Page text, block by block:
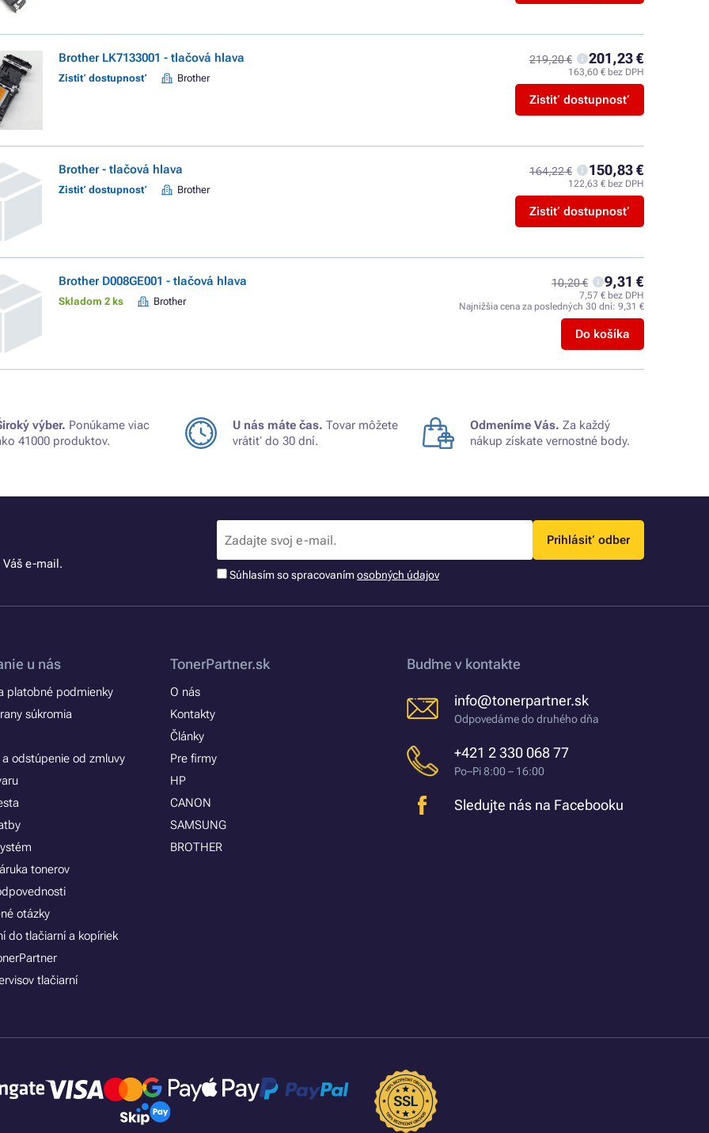
Brother LK7133001 - tlačová hlava
Zistiť dostupnosť Brother
219,20 € 201,23 €
163,60 € bez DPH
Zistiť dostupnosť
Brother - tlačová hlava
Zistiť dostupnosť Brother
164,22 € 150,83 €
122,63 € bez DPH
Zistiť dostupnosť
Brother D008GE001 - tlačová hlava
Skladom 2 ks Brother
10,20 € 9,31 €
7,57 € bez DPH
Najnižšia cena za posledných 30 dní: 9,31 €
Do košíka
výber. Ponúkame viac
41000 produktov.
U nás máte čas. Tovar môžete
vrátiť do 30 dní.
Odmeníme Vás. Za každý
nákup získate vernostné body.
e-mail.
Prihlásiť odber
Súhlasím so spracovanímosobných údajov
u nás
platobné podmienky
súkromia
a odstúpenie od zmluvy
tonerov
otázky
do tlačiarní a kopíriek
tlačiarní
TonerPartner.sk
O nás
Kontakty
Články
Pre firmy
HP
CANON
SAMSUNG
BROTHER
Buďme v kontakte
info@tonerpartner.sk
Odpovedáme do druhého dňa
+421 2 330 068 77
Po–Pi 8:00 – 16:00
Sledujte nás na Facebooku